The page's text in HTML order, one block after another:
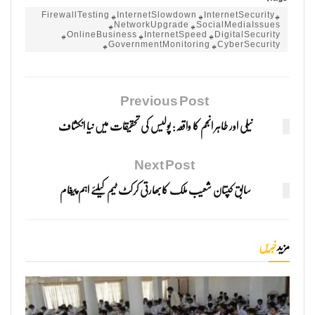
#FirewallTesting #InternetSlowdown #InternetSecurity
#NetworkUpgrade #SocialMediaIssues
#OnlineBusiness #InternetSpeed #DigitalSecurity
#GovernmentMonitoring #CyberSecurity
Previous Post
نیلی اور طاہر انجم کا واقعہ: پولیس کی تحقیقات میں نیا انکشاف
Next Post
سابق کپتان شعیب ملک کابھارتی کرکٹ ٹیم کیلئے اہم پیغام
مزیدخبریں